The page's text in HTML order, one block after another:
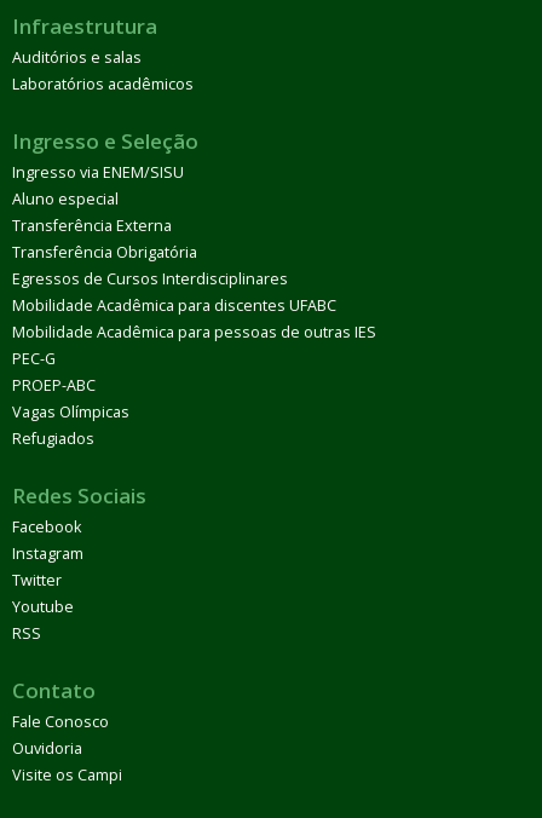
Infraestrutura
Auditórios e salas
Laboratórios acadêmicos
Ingresso e Seleção
Ingresso via ENEM/SISU
Aluno especial
Transferência Externa
Transferência Obrigatória
Egressos de Cursos Interdisciplinares
Mobilidade Acadêmica para discentes UFABC
Mobilidade Acadêmica para pessoas de outras IES
PEC-G
PROEP-ABC
Vagas Olímpicas
Refugiados
Redes Sociais
Facebook
Instagram
Twitter
Youtube
RSS
Contato
Fale Conosco
Ouvidoria
Visite os Campi